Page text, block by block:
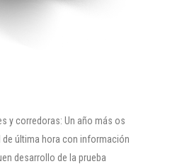
y corredoras: Un año más os
última hora con información
desarrollo de la prueba